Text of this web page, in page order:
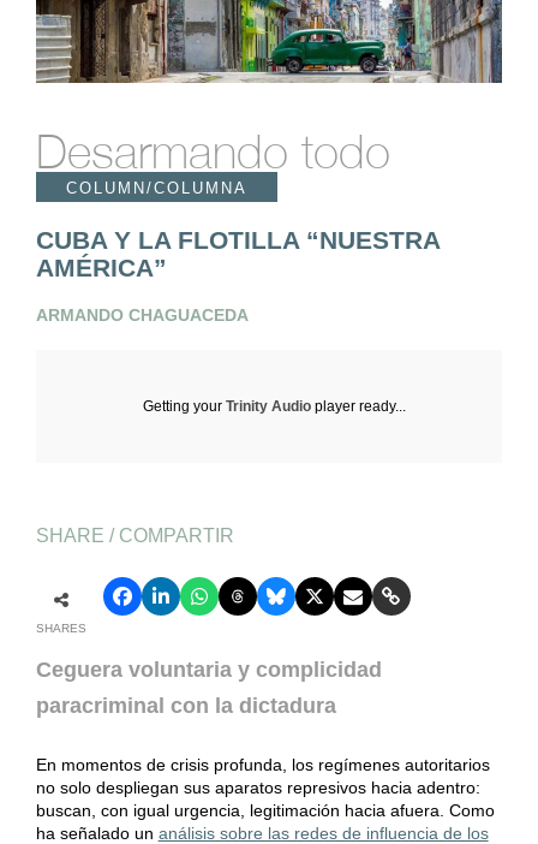
Desarmando todo
COLUMN/COLUMNA
CUBA Y LA FLOTILLA “NUESTRA
AMÉRICA”
ARMANDO CHAGUACEDA
Getting yourTrinity Audio player ready...
SHARE / COMPARTIR
SHARES
Ceguera voluntaria y complicidad
paracriminal con la dictadura
En momentos de crisis profunda, los regímenes autoritarios
no solo despliegan sus aparatos represivos hacia adentro:
buscan, con igual urgencia, legitimación hacia afuera. Como
ha señalado un análisis sobre las redes de influencia de los